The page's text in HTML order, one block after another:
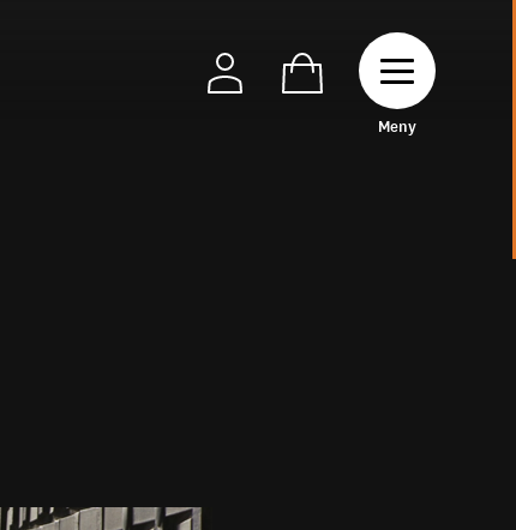
Toggle
Meny